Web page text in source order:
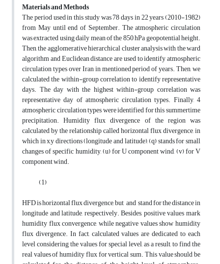
Materials and Methods
The period used in this study was 78 days in 22 years (2010-1982)
from May until end of September. The atmospheric circulation
was extracted using daily mean of the 850 hPa geopotential height.
Then, the agglomerative hierarchical cluster analysis with the ward
algorithm and Euclidean distance are used to identify atmospheric
circulation types over Iran in mentioned period of years. Then, we
calculated the within-group correlation to identify representative
days. The day with the highest within-group correlation was
representative day of atmospheric circulation types. Finally, 4
atmospheric circulation types were identified for this summertime
precipitation. Humidity flux divergence of the region was
calculated by the relationship called horizontal flux divergence, in
which in x,y directions (longitude and latitude), (q) stands for small
changes of specific humidity, (u) for U component wind, (v) for V
component wind.
(1)
HFD is horizontal flux divergence, but and stand for the distance in
longitude and latitude, respectively. Besides, positive values mark
humidity flux convergence, while negative values show humidity
flux divergence. In fact, calculated values are dedicated to each
level considering the values for special level, as a result, to find the
real values of humidity flux for vertical sum. This value should be